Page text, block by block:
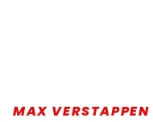
MAX VERSTAPPEN